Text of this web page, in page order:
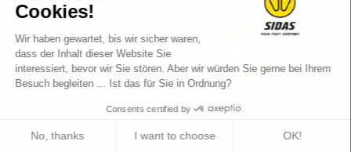
FacebookYouTube
StravaLinkedIn
Cookies!
Wir haben gewartet, bis wir sicher waren,
dass der Inhalt dieser Website Sie
interessiert, bevor wir Sie stören. Aber wir würden Sie gerne bei Ihrem
Besuch begleiten ... Ist das für Sie in Ordnung?
Consents certified by
No, thanks I want to choose OK!